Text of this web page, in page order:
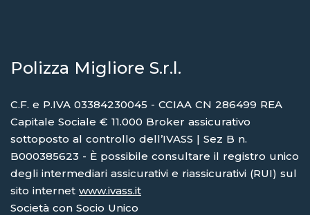
Polizza Migliore S.r.l.
C.F. e P.IVA 03384230045 - CCIAA CN 286499 REA
Capitale Sociale € 11.000 Broker assicurativo
sottoposto al controllo dell’IVASS | Sez B n.
B000385623 - È possibile consultare il registro unico
degli intermediari assicurativi e riassicurativi (RUI) sul
sito internet www.ivass.it
Società con Socio Unico